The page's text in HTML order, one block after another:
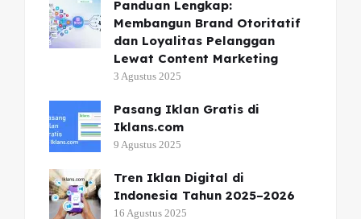
Panduan Lengkap:
Membangun Brand Otoritatif
dan Loyalitas Pelanggan
Lewat Content Marketing
3 Agustus 2025
Pasang Iklan Gratis di
Iklans.com
9 Agustus 2025
Tren Iklan Digital di
Indonesia Tahun 2025–2026
16 Agustus 2025